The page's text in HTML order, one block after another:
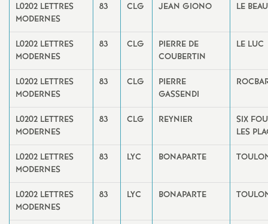
L0202 LETTRES
MODERNES
83 CLG JEAN GIONO LE
L0202 LETTRES
MODERNES
83 CLG
PIERRE DE
COUBERTIN
LE LUC
L0202 LETTRES
MODERNES
83 CLG
PIERRE
GASSENDI
L0202 LETTRES
MODERNES
83 CLG REYNIER
SIX
LES
L0202 LETTRES
MODERNES
83 LYC BONAPARTE
L0202 LETTRES
MODERNES
83 LYC BONAPARTE